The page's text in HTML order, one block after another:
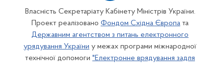
Власність Секретаріату Кабінету Міністрів України.
Проект реалізовано Фондом Східна Європа та
Державним агентством з питань електронного
урядування України у межах програми міжнародної
технічної допомоги "Електронне врядування задля